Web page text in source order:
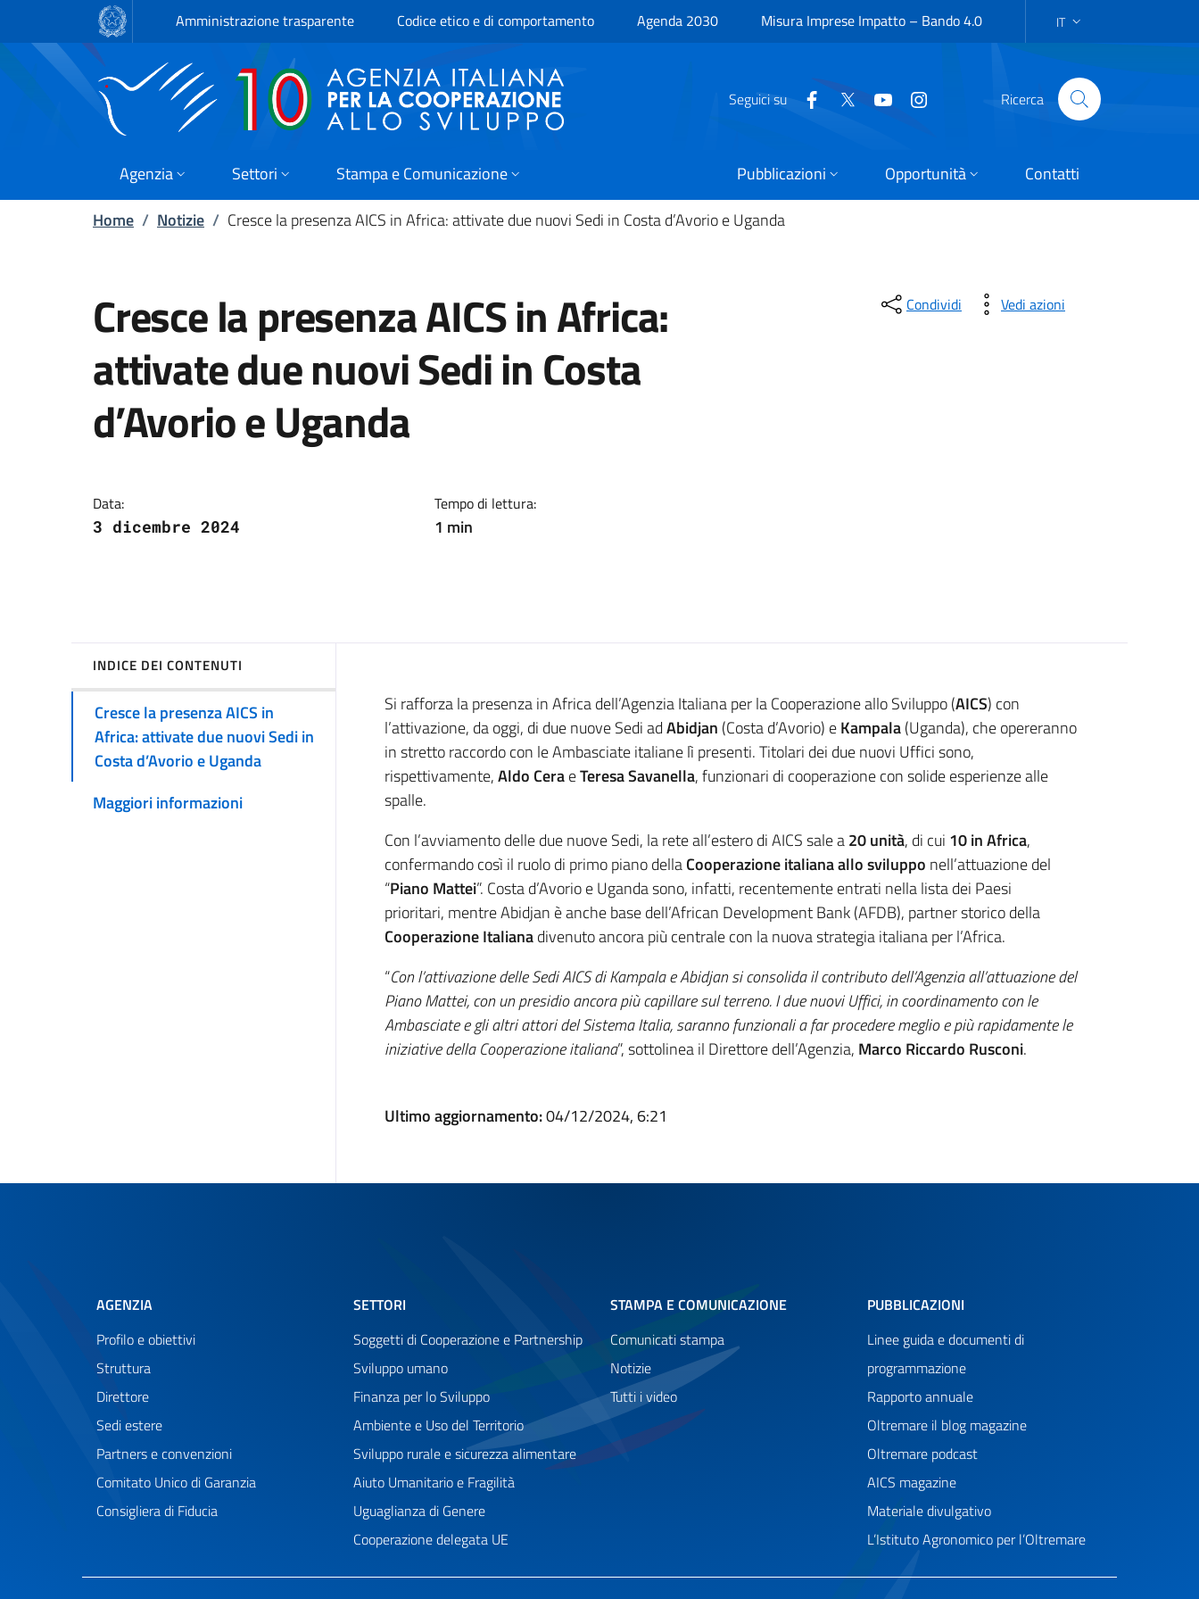
Passa al contenuto principale
Vai a piè di pagina Amministrazione trasparente Codice etico e di comportamento Agenda 2030 Misura Imprese Impatto – Bando 4.0 SELEZIONE DELLA
IT
Seguici su Ricerca
Agenzia Settori Stampa e Comunicazione Pubblicazioni Opportunità
Contatti
Home / Notizie / Cresce la presenza AICS in Africa: attivate due nuovi Sedi in Costa d’Avorio e Uganda
Cresce la presenza AICS in Africa:
attivate due nuovi Sedi in Costa
d’Avorio e Uganda
Data:
3 dicembre 2024
Tempo di lettura:
1 min
Condividi Vedi azioni
INDICE DEI CONTENUTI
Cresce la presenza AICS in
Africa: attivate due nuovi Sedi in
Costa d’Avorio e Uganda
Maggiori informazioni
Si rafforza la presenza in Africa dell’Agenzia Italiana per la Cooperazione allo Sviluppo (AICS) con
l’attivazione, da oggi, di due nuove Sedi adAbidjan (Costa d’Avorio) eKampala(Uganda), che opereranno
in stretto raccordo con le Ambasciate italiane lì presenti. Titolari dei due nuovi Uffici sono,
rispettivamente,Aldo CeraeTeresa Savanella, funzionari di cooperazione con solide esperienze alle
spalle.
Con l’avviamento delle due nuove Sedi, la rete all’estero di AICS sale a20 unità, di cui 10 in Africa,
confermando così il ruolo di primo piano dellaCooperazione italiana allo sviluppo nell’attuazione del
“Piano Mattei”. Costa d’Avorio e Uganda sono, infatti, recentemente entrati nella lista dei Paesi
prioritari, mentre Abidjan è anche base dell’African Development Bank (AFDB), partner storico della
Cooperazione Italianadivenuto ancora più centrale con la nuova strategia italiana per l’Africa.
“Con l’attivazione delle Sedi AICS di Kampala e Abidjan si consolida il contributo dell’Agenzia all’attuazione del
Piano Mattei, con un presidio ancora più capillare sul terreno. I due nuovi Uffici, in coordinamento con le
Ambasciate e gli altri attori del Sistema Italia, saranno funzionali a far procedere meglio e più rapidamente le
iniziative della Cooperazione italiana”, sottolinea il Direttoredell’Agenzia, Marco Riccardo Rusconi.
Ultimo aggiornamento:04/12/2024, 6:21
AGENZIA
Profilo e obiettivi
Struttura
Direttore
Sedi estere
Partners e convenzioni
Comitato Unico di Garanzia
Consigliera di Fiducia
SETTORI
Soggetti di Cooperazione e Partnership
Sviluppo umano
Finanza per lo Sviluppo
Ambiente e Uso del Territorio
Sviluppo rurale e sicurezza alimentare
Aiuto Umanitario e Fragilità
Uguaglianza di Genere
Cooperazione delegata UE
STAMPA E COMUNICAZIONE
Comunicati stampa
Notizie
Tutti i video
PUBBLICAZIONI
Linee guida e documenti di
programmazione
Rapporto annuale
Oltremare il blog magazine
Oltremare podcast
AICS magazine
Materiale divulgativo
L’Istituto Agronomico per l’Oltremare